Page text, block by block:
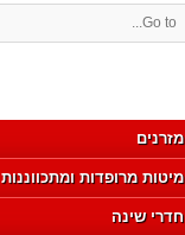
Go to...
מזרנים
מיטות מרופדות ומתכווננות
חדרי שינה